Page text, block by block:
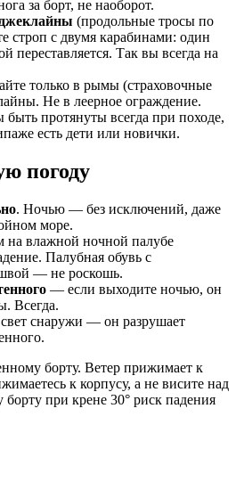
за борт, не наоборот.
джеклайны (продольные тросы по
строп с двумя карабинами: один
переставляется. Так вы всегда на
только в рымы (страховочные
Не в леерное ограждение.
протянуты всегда при походе,
есть дети или новички.
погоду
. Ночью — без исключений, даже
море.
влажной ночной палубе
Палубная обувь с
— не роскошь.
— если выходите ночью, он
Всегда.
снаружи — он разрушает
борту. Ветер прижимает к
к корпусу, а не висите над
при крене 30° риск падения